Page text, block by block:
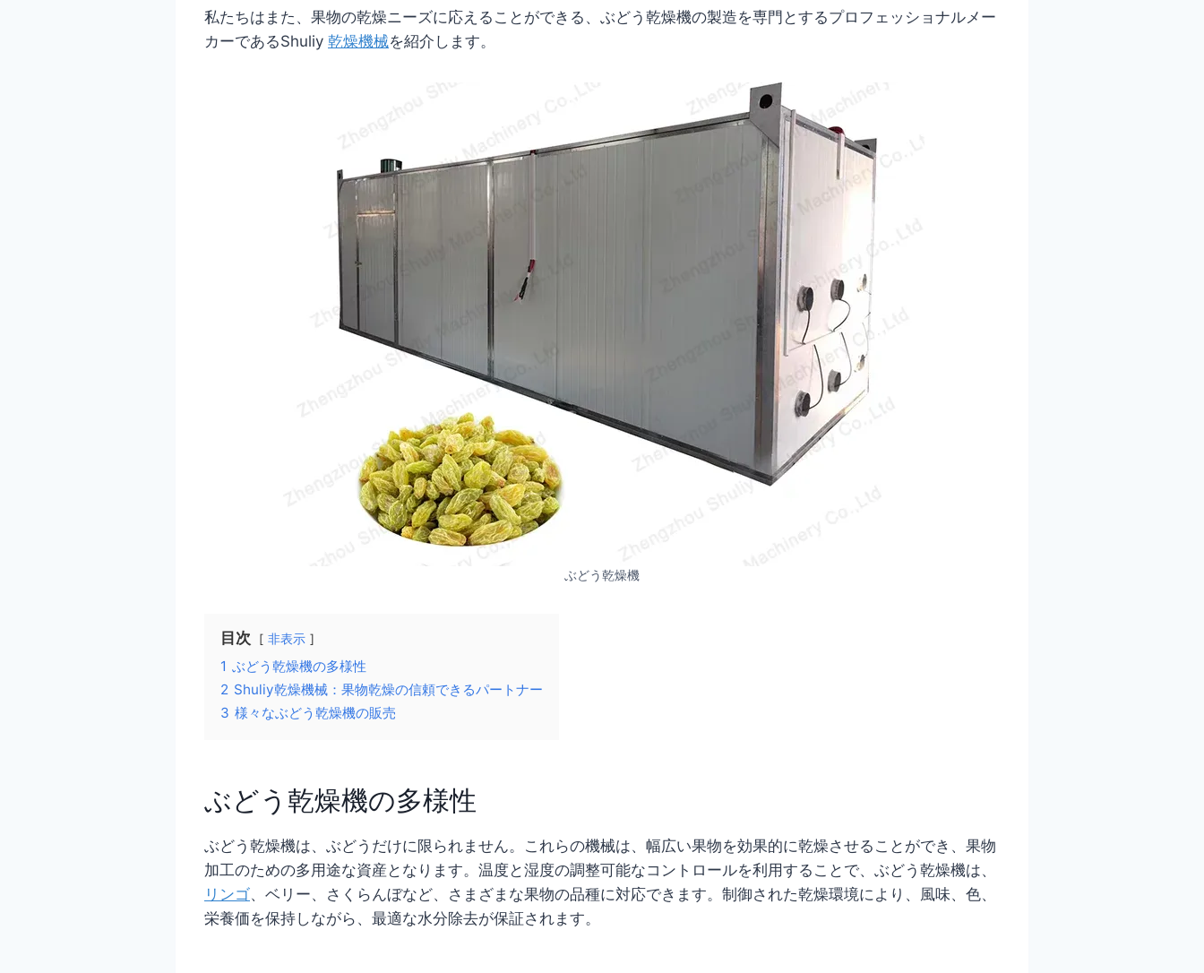
私たちはまた、果物の乾燥ニーズに応えることができる、ぶどう乾燥機の製造を専門とするプロフェッショナルメー
カーであるShuliy 乾燥機械を紹介します。
ぶどう乾燥機
目次 非表示
1 ぶどう乾燥機の多様性
2 Shuliy乾燥機械：果物乾燥の信頼できるパートナー
3 様々なぶどう乾燥機の販売
ぶどう乾燥機の多様性
ぶどう乾燥機は、ぶどうだけに限られません。これらの機械は、幅広い果物を効果的に乾燥させることができ、果物
加工のための多用途な資産となります。温度と湿度の調整可能なコントロールを利用することで、ぶどう乾燥機は、
リンゴ、ベリー、さくらんぼなど、さまざまな果物の品種に対応できます。制御された乾燥環境により、風味、色、
栄養価を保持しながら、最適な水分除去が保証されます。